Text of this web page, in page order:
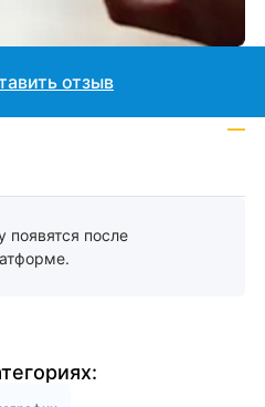
появятся после
отзыв
—